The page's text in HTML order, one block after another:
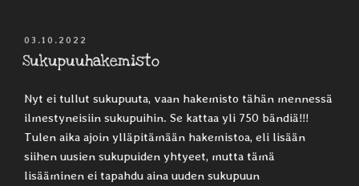
JULKAISTU
03.10.2022
Sukupuuhakemisto
Nyt ei tullut sukupuuta, vaan hakemisto tähän mennessä
ilmestyneisiin sukupuihin. Se kattaa yli 750 bändiä!!!
Tulen aika ajoin ylläpitämään hakemistoa, eli lisään
siihen uusien sukupuiden yhtyeet, mutta tämä
lisääminen ei tapahdu aina uuden sukupuun